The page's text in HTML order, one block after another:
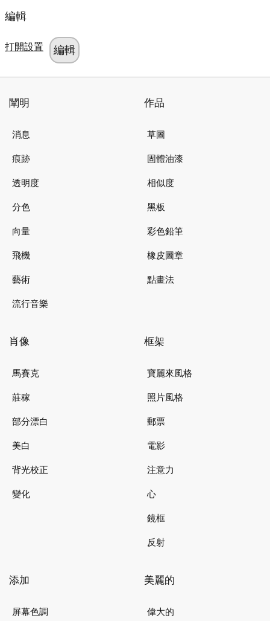
編輯
打開設置
闡明
消息
痕跡
透明度
分色
向量
飛機
藝術
流行音樂
作品
草圖
固體油漆
相似度
黑板
彩色鉛筆
橡皮圖章
點畫法
肖像
馬賽克
莊稼
部分漂白
美白
背光校正
變化
框架
寶麗來風格
照片風格
郵票
電影
注意力
心
鏡框
反射
添加
屏幕色調
美麗的
偉大的